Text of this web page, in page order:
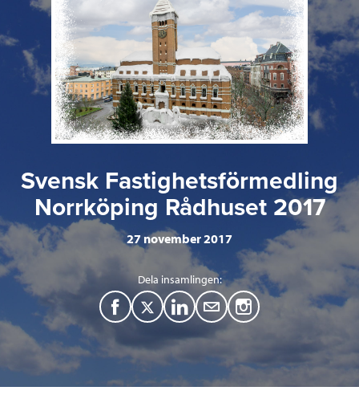
Svensk Fastighetsförmedling
Norrköping Rådhuset 2017
27 november 2017
Dela insamlingen:
F
T
w
L
i
M